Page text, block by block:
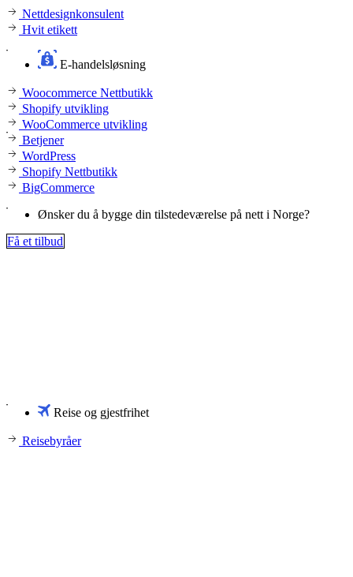
Nettdesignkonsulent
Hvit etikett
E-handelsløsning
Woocommerce Nettbutikk
Shopify utvikling
WooCommerce utvikling
Betjener
WordPress
Shopify Nettbutikk
BigCommerce
Ønsker du å bygge din tilstedeværelse på nett i Norge?
Få et tilbud
Reise og gjestfrihet
Reisebyråer